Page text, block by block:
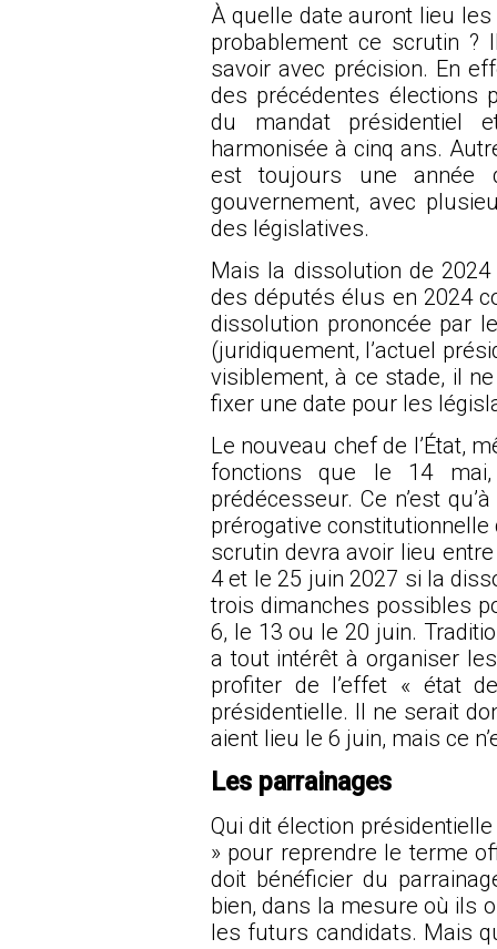
À quelle date auront lieu
probablement ce scrutin ?
savoir avec précision. En
des précédentes élections
du mandat présidentiel
harmonisée à cinq ans.
est toujours une année
gouvernement, avec
des législatives.
Mais la dissolution de
des députés élus en 2024
dissolution prononcée par
(juridiquement, l’actuel
visiblement, à ce stade, il
fixer une date pour les
Le nouveau chef de l’État,
fonctions que le 14
prédécesseur. Ce n’est
prérogative constitutionnelle
scrutin devra avoir lieu
4 et le 25 juin 2027 si la
trois dimanches possibles
6, le 13 ou le 20 juin.
a tout intérêt à organiser
profiter de l’effet « état
présidentielle. Il ne serait
aient lieu le 6 juin, mais ce
Les parrainages
Qui dit élection
» pour reprendre le terme
doit bénéficier du
bien, dans la mesure où ils
les futurs candidats. Mais